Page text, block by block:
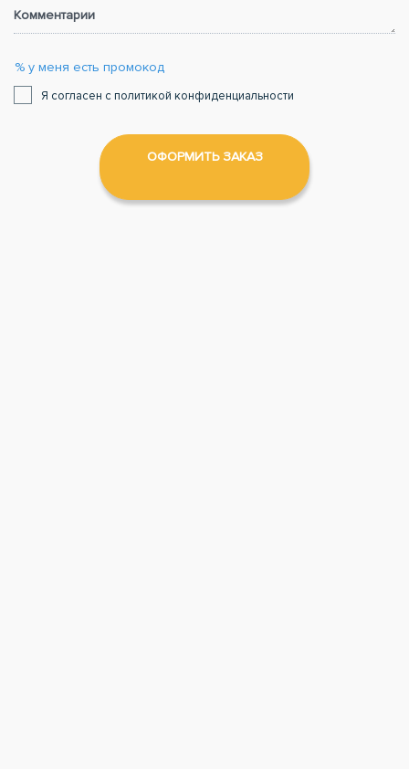
Комментарии
% у меня есть промокод
Я согласен с политикой конфиденциальности
ОФОРМИТЬ ЗАКАЗ